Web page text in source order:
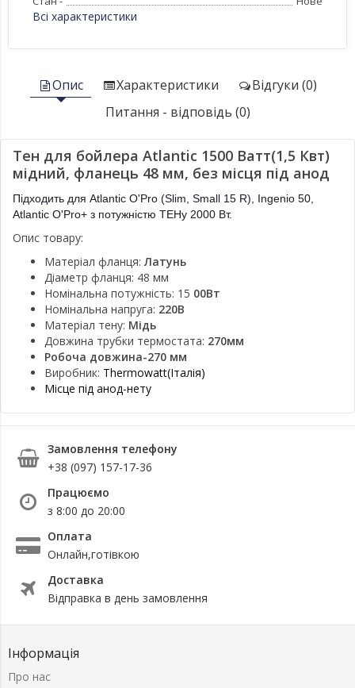
Всі характеристики
Опис Характеристики
Відгуки (0)
Питання - відповідь (0)
Тен для бойлера Atlantic 1500 Ватт(1,5 Квт)
мідний, фланець 48 мм, без місця під анод
Підходить для Atlantic O'Pro (Slim, Small 15 R), Ingenio 50,
Atlantic O'Pro+ з потужністю ТЕНу 2000 Вт.
Опис товару:
Матеріал фланця: Латунь
Діаметр фланця: 48 мм
Номінальна потужність: 15 00Вт
Номінальна напруга: 220В
Матеріал тену: Мідь
Довжина трубки термостата: 270мм
Робоча довжина-270 мм
Виробник: Thermowatt(Італія)
Місце під анод-нету
Замовлення телефону
+38 (097) 157-17-36
Працюємо
з 8:00 до 20:00
Оплата
Онлайн,готівкою
Доставка
Відправка в день замовлення
Інформація
Про нас